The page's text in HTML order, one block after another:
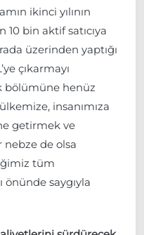
ikinci yılının
bin aktif satıcıya
üzerinden yaptığı
çıkarmayı
bölümüne henüz
insanımıza
getirmek ve
nebze de olsa
tüm
önünde saygıyla